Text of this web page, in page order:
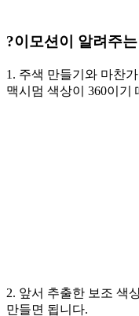
?이모션이 알려주
1. 주색 만들기와 마찬
맥시멈 색상이 360이기
2. 앞서 추출한 보조 색
만들면 됩니다.